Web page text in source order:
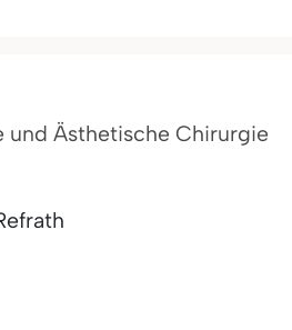
und Ästhetische Chirurgie